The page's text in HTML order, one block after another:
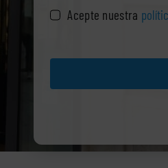
Acepte nuestra